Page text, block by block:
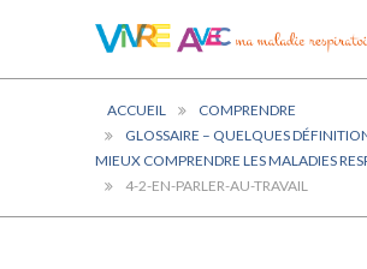
ACCUEIL
COMPRENDRE
GLOSSAIRE – QUELQUES
MIEUX COMPRENDRE LES MALADIES
4-2-EN-PARLER-AU-TRAVAIL